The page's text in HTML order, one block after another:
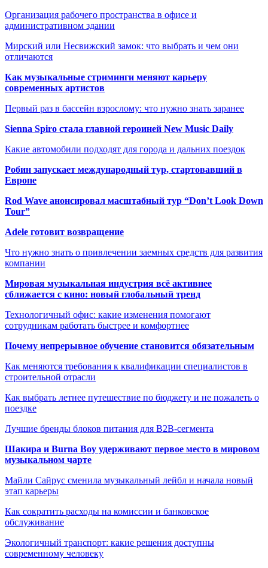
Организация рабочего пространства в офисе и
административном здании
Мирский или Несвижский замок: что выбрать и чем они
отличаются
Как музыкальные стриминги меняют карьеру
современных артистов
Первый раз в бассейн взрослому: что нужно знать заранее
Sienna Spiro стала главной героиней New Music Daily
Какие автомобили подходят для города и дальних поездок
Робин запускает международный тур, стартовавший в
Европе
Rod Wave анонсировал масштабный тур “Don’t Look Down
Tour”
Adele готовит возвращение
Что нужно знать о привлечении заемных средств для развития
компании
Мировая музыкальная индустрия всё активнее
сближается с кино: новый глобальный тренд
Технологичный офис: какие изменения помогают
сотрудникам работать быстрее и комфортнее
Почему непрерывное обучение становится обязательным
Как меняются требования к квалификации специалистов в
строительной отрасли
Как выбрать летнее путешествие по бюджету и не пожалеть о
поездке
Лучшие бренды блоков питания для B2B-сегмента
Шакира и Burna Boy удерживают первое место в мировом
музыкальном чарте
Майли Сайрус сменила музыкальный лейбл и начала новый
этап карьеры
Как сократить расходы на комиссии и банковское
обслуживание
Экологичный транспорт: какие решения доступны
современному человеку